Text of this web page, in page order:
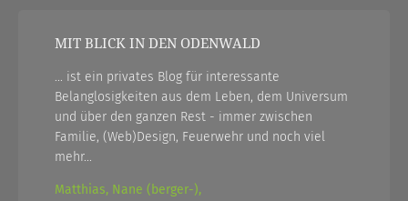
MIT BLICK IN DEN ODENWALD
... ist ein privates Blog für interessante
Belanglosigkeiten aus dem Leben, dem Universum
und über den ganzen Rest - immer zwischen
Familie, (Web)Design, Feuerwehr und noch viel
mehr...
Matthias, Nane (berger-),